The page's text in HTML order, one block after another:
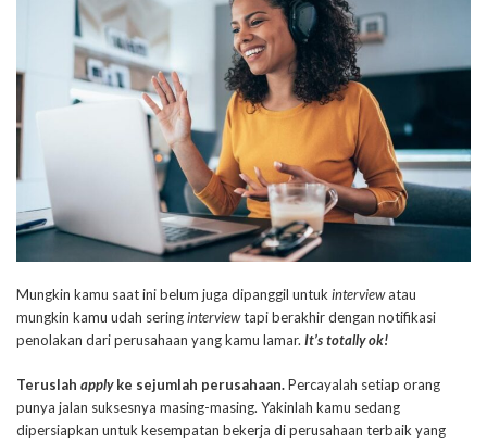
Mungkin kamu saat ini belum juga dipanggil untuk interviewatau
mungkin kamu udah seringinterviewtapi berakhir dengan notifikasi
penolakan dari perusahaan yang kamu lamar. It’s totally ok!
Teruslah applyke sejumlah perusahaan.Percayalah setiap orang
punya jalan suksesnya masing-masing. Yakinlah kamu sedang
dipersiapkan untuk kesempatan bekerja di perusahaan terbaik yang